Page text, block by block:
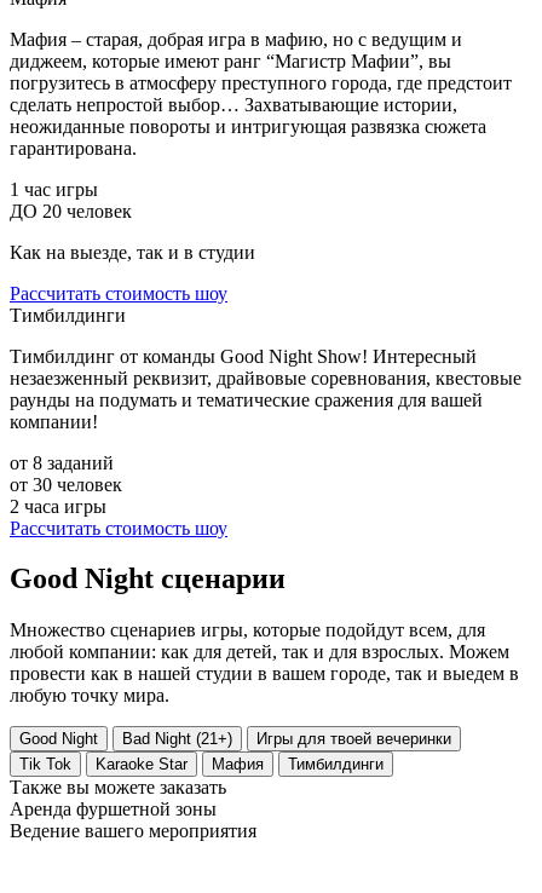
Мафия – старая, добрая игра в мафию, но с ведущим и
диджеем, которые имеют ранг “Магистр Мафии”, вы
погрузитесь в атмосферу преступного города, где предстоит
сделать непростой выбор… Захватывающие истории,
неожиданные повороты и интригующая развязка сюжета
гарантирована.
1 час игры
ДО 20 человек
Как на выезде, так и в студии
Рассчитать стоимость шоу
Тимбилдинги
Тимбилдинг от команды Good Night Show! Интересный
незаезженный реквизит, драйвовые соревнования, квестовые
раунды на подумать и тематические сражения для вашей
компании!
от 8 заданий
от 30 человек
2 часа игры
Рассчитать стоимость шоу
Good Night сценарии
Множество сценариев игры, которые подойдут всем, для
любой компании: как для детей, так и для взрослых. Можем
провести как в нашей студии в вашем городе, так и выедем в
любую точку мира.
Good Night Bad Night (21+)
Игры для твоей вечеринки
Tik Tok
Karaoke Star Мафия Тимбилдинги
Также вы можете заказать
Аренда фуршетной зоны
Ведение вашего мероприятия